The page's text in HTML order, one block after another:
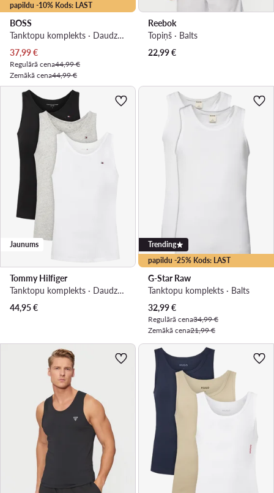
papildu -10% Kods: LAST
BOSS
Tanktopu komplekts · Daudzkrāsains
Pašreizējā cena
37,99€
Regulārā cena44,99 €
Zemākā cena44,99 €
Reebok
Topiņš · Balts
22,99€
Jaunums
Tommy Hilfiger
Tanktopu komplekts · Daudzkrāsains
44,95€
papildu -25% Kods: LAST
Trending
G-Star Raw
Tanktopu komplekts · Balts
Pašreizējā cena
32,99€
Regulārā cena34,99 €
Zemākā cena21,99 €